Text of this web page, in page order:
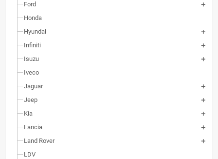
Ford
Honda
Hyundai
Infiniti
Isuzu
Iveco
Jaguar
Jeep
Kia
Lancia
Land Rover
LDV